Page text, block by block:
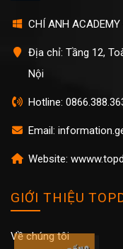
CHÍ ANH ACADEMY
Địa chỉ: Tầng 12,
Nội
Hotline:
Email:
Website:
GIỚI THIỆU
Về chúng tôi